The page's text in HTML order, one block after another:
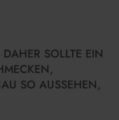
SOLLTE EIN
SO AUSSEHEN,